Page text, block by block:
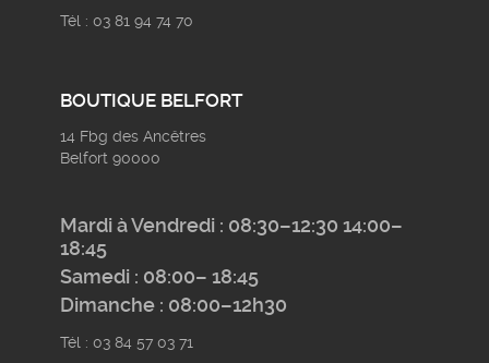
Tél : 03 81 94 74 70
BOUTIQUE BELFORT
14 Fbg des Ancêtres
Belfort 90000
Mardi à Vendredi : 08:30–12:30 14:00–
18:45
Samedi : 08:00– 18:45
Dimanche : 08:00–12h30
Tél : 03 84 57 03 71